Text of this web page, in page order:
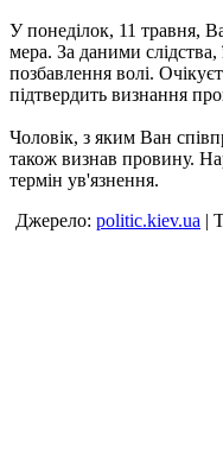
У понеділок, 11 травня,
мера. За даними
позбавлення волі.
підтвердить визнання
Чоловік, з яким Ван
також визнав провину.
термін ув'язнення.
Джерело: politic.kiev.ua |